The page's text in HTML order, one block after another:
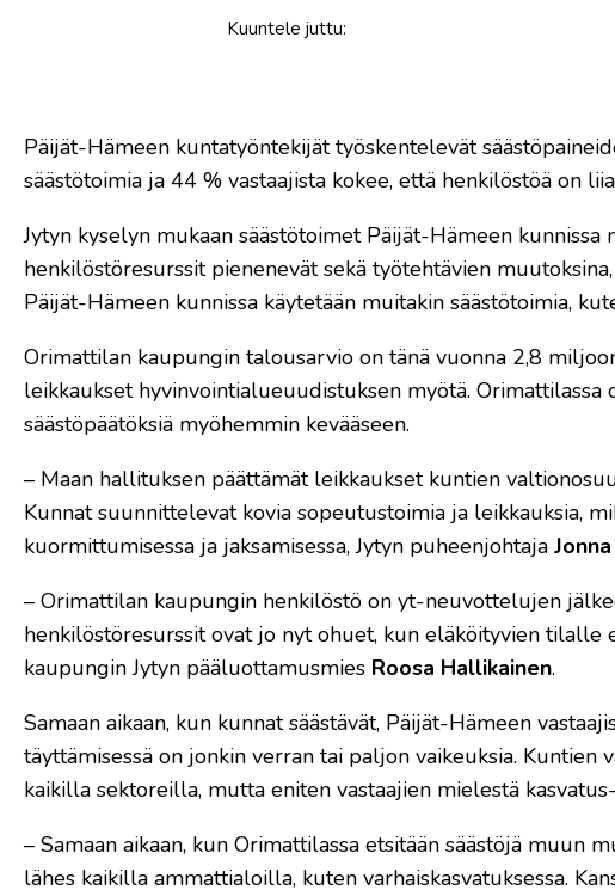
Kuuntele juttu:
Päijät-Hämeen kuntatyöntekijät työskentelevät
säästötoimia ja 44 % vastaajista kokee, että henkilöstöä on
Jytyn kyselyn mukaan säästötoimet Päijät-Hämeen
henkilöstöresurssit pienenevät sekä työtehtävien
Päijät-Hämeen kunnissa käytetään muitakin säästötoimia,
Orimattilan kaupungin talousarvio on tänä vuonna 2,8
leikkaukset hyvinvointialueuudistuksen myötä.
säästöpäätöksiä myöhemmin kevääseen.
– Maan hallituksen päättämät leikkaukset kuntien
Kunnat suunnittelevat kovia sopeutustoimia ja leikkauksia,
kuormittumisessa ja jaksamisessa, Jytyn puheenjohtaja
– Orimattilan kaupungin henkilöstö on yt-neuvottelujen
henkilöstöresurssit ovat jo nyt ohuet, kun eläköityvien tilalle
kaupungin Jytyn pääluottamusmies Roosa Hallikainen.
Samaan aikaan, kun kunnat säästävät, Päijät-Hämeen
täyttämisessä on jonkin verran tai paljon vaikeuksia.
kaikilla sektoreilla, mutta eniten vastaajien mielestä
– Samaan aikaan, kun Orimattilassa etsitään säästöjä muun
lähes kaikilla ammattialoilla, kuten varhaiskasvatuksessa.